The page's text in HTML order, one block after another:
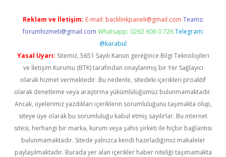
Reklam ve İletişim: E-mail: backlinkpaneli@gmail.com Teams:
forumhizmeti@gmail.com Whatsapp: 0262 606 0 726 Telegram:
@karabul
Yasal Uyarı: Sitemiz, 5651 Sayılı Kanun gereğince Bilgi Teknolojileri
ve İletişim Kurumu (BTK) tarafından onaylanmış bir Yer Sağlayıcı
olarak hizmet vermektedir. Bu nedenle, sitedeki içerikleri proaktif
olarak denetleme veya araştırma yükümlülüğümüz bulunmamaktadır.
Ancak, üyelerimiz yazdıkları içeriklerin sorumluluğunu taşımakta olup,
siteye üye olarak bu sorumluluğu kabul etmiş sayılırlar. Bu internet
sitesi, herhangi bir marka, kurum veya şahıs şirketi ile hiçbir bağlantısı
bulunmamaktadır. Sitede yalnızca kendi hazırladığımız makaleler
paylaşılmaktadır. Burada yer alan içerikler haber niteliği taşımamakta